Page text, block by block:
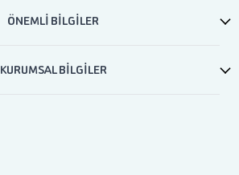
ÖNEMLİ BİLGİLER
KURUMSAL BİLGİLER